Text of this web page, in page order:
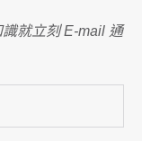
就立刻 E-mail 通